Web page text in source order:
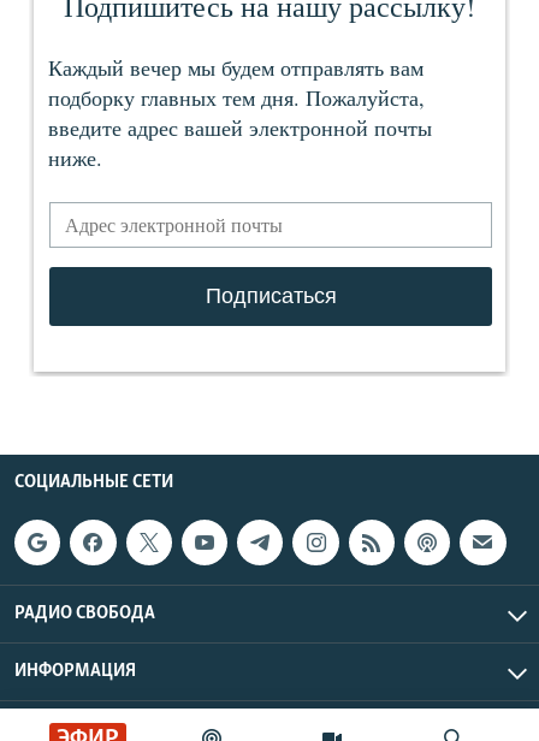
СОЦИАЛЬНЫЕ СЕТИ
РАДИО СВОБОДА
ИНФОРМАЦИЯ
Радио Свобода © 2026 RFE/RL, Inc. | Все права защищены.